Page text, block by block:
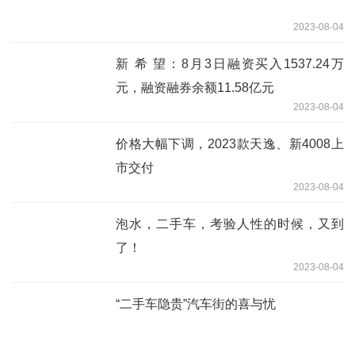
2023-08-04
新 希 望：8月3日融资买入1537.24万
元，融资融券余额11.58亿元
2023-08-04
价格大幅下调，2023款天逸、新4008上
市交付
2023-08-04
泡水，二手车，考验人性的时候，又到
了！
2023-08-04
“二手车隐贵”汽车街的喜与忧